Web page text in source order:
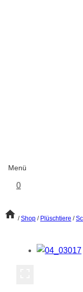
Menü
0
/ Shop / Plüschtiere /